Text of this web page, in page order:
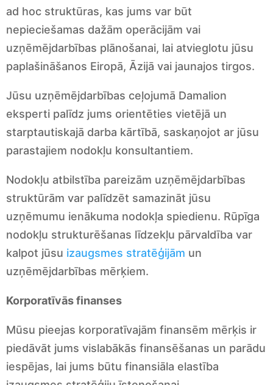
ad hoc struktūras, kas jums var būt
nepieciešamas dažām operācijām vai
uzņēmējdarbības plānošanai, lai atvieglotu jūsu
paplašināšanos Eiropā, Āzijā vai jaunajos tirgos.
Jūsu uzņēmējdarbības ceļojumā Damalion
eksperti palīdz jums orientēties vietējā un
starptautiskajā darba kārtībā, saskaņojot ar jūsu
parastajiem nodokļu konsultantiem.
Nodokļu atbilstība pareizām uzņēmējdarbības
struktūrām var palīdzēt samazināt jūsu
uzņēmumu ienākuma nodokļa spiedienu. Rūpīga
nodokļu strukturēšanas līdzekļu pārvaldība var
kalpot jūsu izaugsmes stratēģijām un
uzņēmējdarbības mērķiem.
Korporatīvās finanses
Mūsu pieejas korporatīvajām finansēm mērķis ir
piedāvāt jums vislabākās finansēšanas un parādu
iespējas, lai jums būtu finansiāla elastība